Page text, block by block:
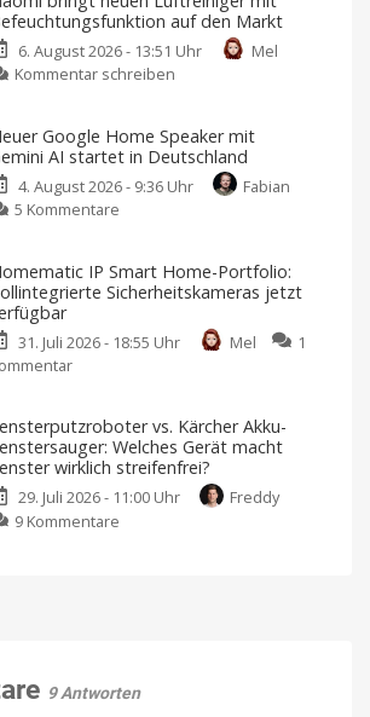
Smart-
Home-
Portfolio:
Zwei
für
Garagen,
Tore
mit
Apple
Home
auf den Markt
6. August 2026 - 13:51 Uhr
Mel
Kommentar schreiben
neuen
Luftreiniger
mit
Markt
Preis
offen
Google Home Speaker mit
AI startet in Deutschland
4. August 2026 - 9:36 Uhr
Fabian
5 Kommentare
Home
Speaker
Gemini
in
Deutschland
Ab
sofort
119,99
Euro
IP Smart Home-Portfolio:
Sicherheitskameras jetzt
31. Juli 2026 - 18:55 Uhr Mel
1
Smart
Home-
Portfolio:
Vollintegrierte
Sicherheitskameras
vs. Kärcher Akku-
Welches Gerät macht
wirklich streifenfrei?
29. Juli 2026 - 11:00 Uhr
Freddy
9 Kommentare
macht
9 Antworten